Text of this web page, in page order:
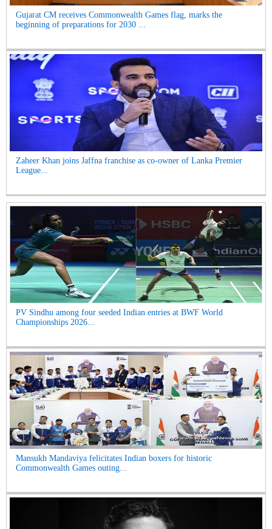
Gujarat CM receives Commonwealth Games flag, marks the
beginning of preparations for 2030 ...
Zaheer Khan joins Jaffna franchise as co-owner of Lanka Premier
League...
PV Sindhu among four seeded Indian entries at BWF World
Championships 2026...
Mansukh Mandaviya felicitates Indian boxers for historic
Commonwealth Games outing...